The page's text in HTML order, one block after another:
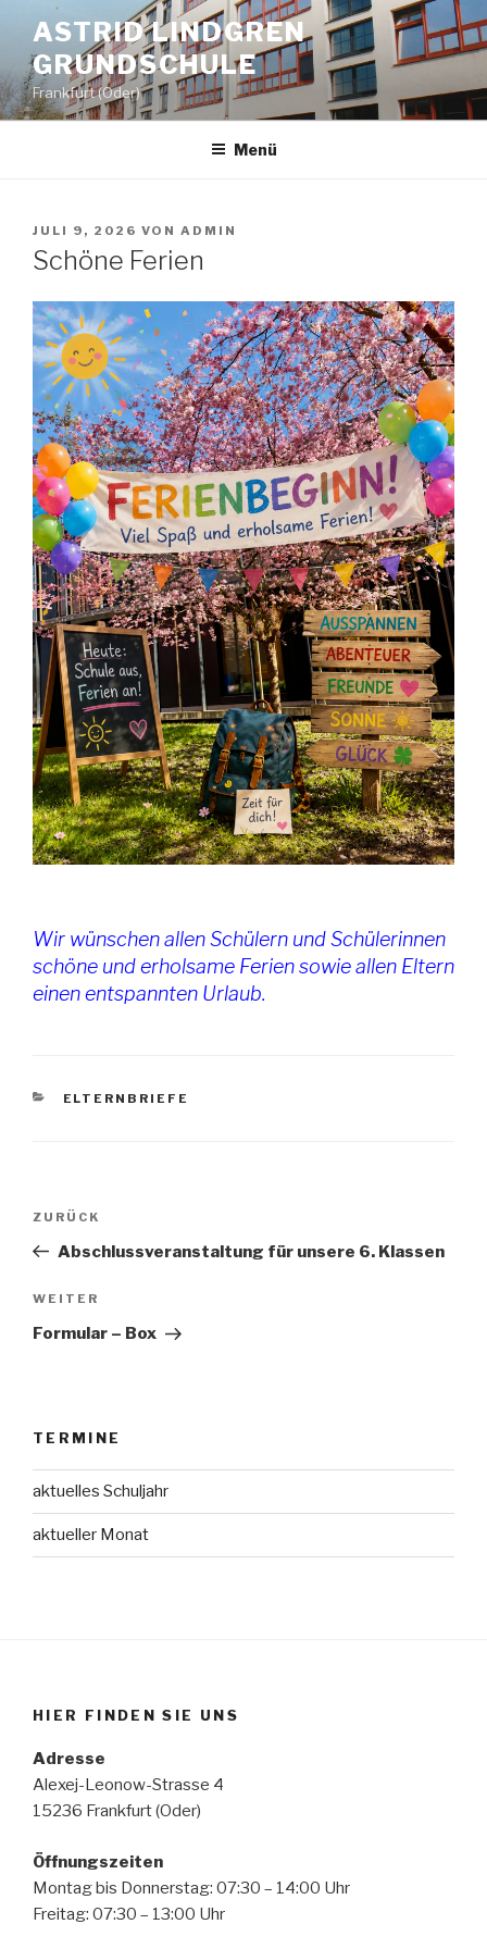
Inhalt
springen
ASTRID LINDGREN
GRUNDSCHULE
Frankfurt (Oder)
Menü
VERÖFFENTLICHT
AM
JULI 9, 2026 VON ADMIN
Schöne Ferien
Wir wünschen allen Schülern und Schülerinnen
schöne und erholsame Ferien sowie allen Eltern
einen entspannten Urlaub.
KATEGORIEN
ELTERNBRIEFE
Beitrags-
Vorheriger
Beitrag
ZURÜCK
Abschlussveranstaltung für unsere 6. Klassen
Nächster
Beitrag
WEITER
Formular – Box
TERMINE
aktuelles Schuljahr
aktueller Monat
HIER FINDEN SIE UNS
Adresse
Alexej-Leonow-Strasse 4
15236 Frankfurt (Oder)
Öffnungszeiten
Montag bis Donnerstag: 07:30 – 14:00 Uhr
Freitag: 07:30 – 13:00 Uhr